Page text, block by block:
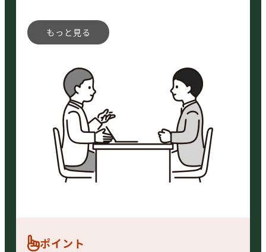
可能です。
ポイント
きる場合もあります。「生成AIの活
用ありき」ではないので、無理な生
成AI導入になりません。
ニーズやご予算に合わせた生成AI導
入支援が可能です。
ポイント